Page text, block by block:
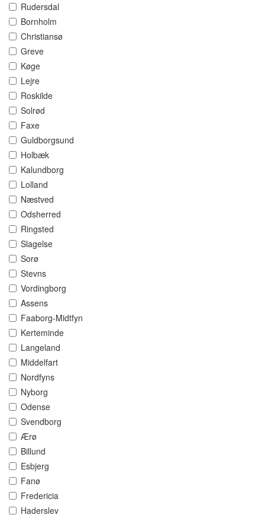
Rudersdal
Bornholm
Christiansø
Greve
Køge
Lejre
Roskilde
Solrød
Faxe
Guldborgsund
Holbæk
Kalundborg
Lolland
Næstved
Odsherred
Ringsted
Slagelse
Sorø
Stevns
Vordingborg
Assens
Faaborg-Midtfyn
Kerteminde
Langeland
Middelfart
Nordfyns
Nyborg
Odense
Svendborg
Ærø
Billund
Esbjerg
Fanø
Fredericia
Haderslev